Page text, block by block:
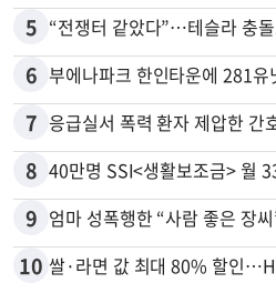
5 “전쟁터 같았다”…테슬라 충
6 부에나파크 한인타운에 281
7 응급실서 폭력 환자 제압한
8 40만명 SSI<생활보조금> 월
9
10 쌀·라면 값 최대 80% 할인…H